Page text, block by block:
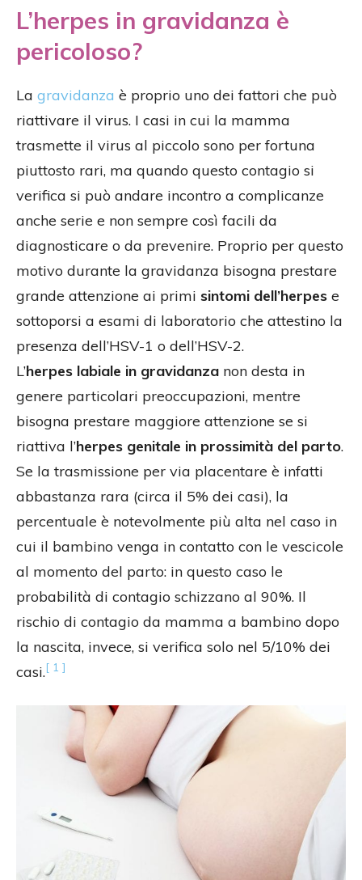
L’herpes in gravidanza è
pericoloso?
La gravidanza è proprio uno dei fattori che può
riattivare il virus. I casi in cui la mamma
trasmette il virus al piccolo sono per fortuna
piuttosto rari, ma quando questo contagio si
verifica si può andare incontro a complicanze
anche serie e non sempre così facili da
diagnosticare o da prevenire. Proprio per questo
motivo durante la gravidanza bisogna prestare
grande attenzione ai primi sintomi dell’herpes e
sottoporsi a esami di laboratorio che attestino la
presenza dell’HSV-1 o dell’HSV-2.
L’herpes labiale in gravidanza non desta in
genere particolari preoccupazioni, mentre
bisogna prestare maggiore attenzione se si
riattiva l’herpes genitale in prossimità del parto.
Se la trasmissione per via placentare è infatti
abbastanza rara (circa il 5% dei casi), la
percentuale è notevolmente più alta nel caso in
cui il bambino venga in contatto con le vescicole
al momento del parto: in questo caso le
probabilità di contagio schizzano al 90%. Il
rischio di contagio da mamma a bambino dopo
la nascita, invece, si verifica solo nel 5/10% dei
casi.[ 1 ]